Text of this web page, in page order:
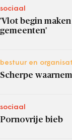
sociaal
'Vlot begin
gemeenten'
bestuur en
Scherpe
sociaal
Pornovrije bieb